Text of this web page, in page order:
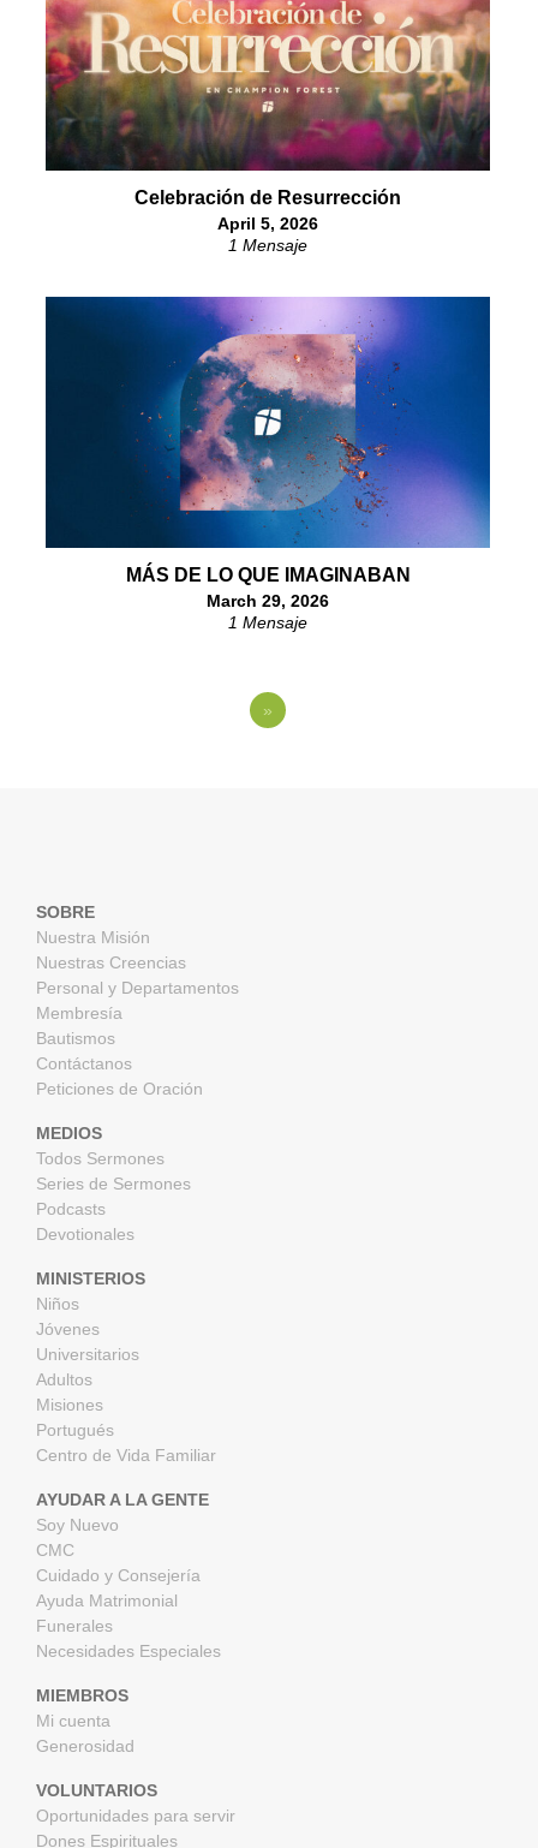
Celebración de Resurrección
April 5, 2026
1 Mensaje
MÁS DE LO QUE IMAGINABAN
March 29, 2026
1 Mensaje
»
SOBRE
Nuestra Misión
Nuestras Creencias
Personal y Departamentos
Membresía
Bautismos
Contáctanos
Peticiones de Oración
MEDIOS
Todos Sermones
Series de Sermones
Podcasts
Devotionales
MINISTERIOS
Niños
Jóvenes
Universitarios
Adultos
Misiones
Portugués
Centro de Vida Familiar
AYUDAR A LA GENTE
Soy Nuevo
CMC
Cuidado y Consejería
Ayuda Matrimonial
Funerales
Necesidades Especiales
MIEMBROS
Mi cuenta
Generosidad
VOLUNTARIOS
Oportunidades para servir
Dones Espirituales